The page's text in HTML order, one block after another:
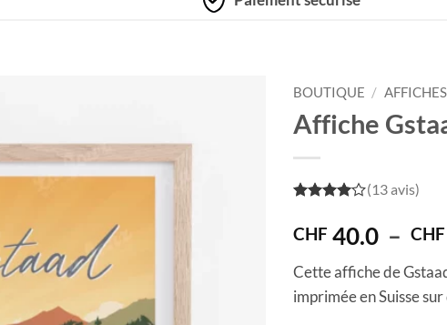
BOUTIQUE / AFFICHES
Affiche
5
(13 avis)
CHF 40.0 – CHF
Cette affiche de
imprimée en Suisse